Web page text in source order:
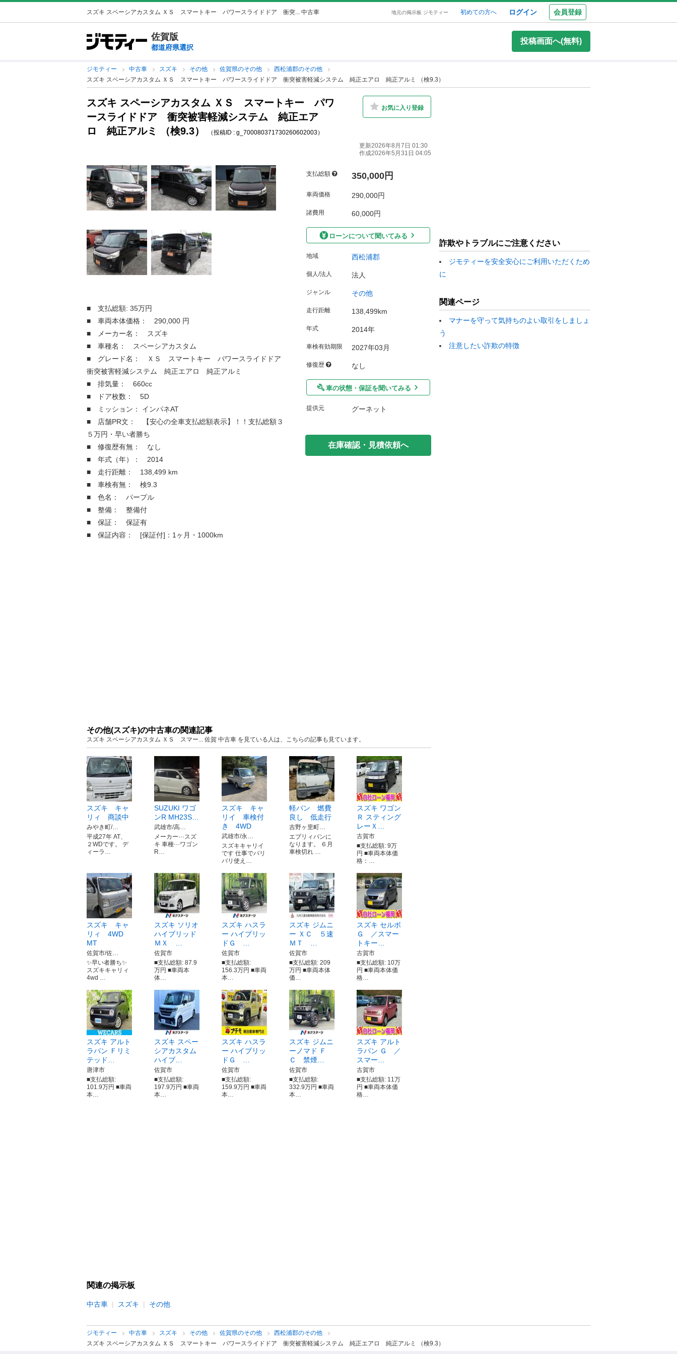
スズキ スペーシアカスタム ＸＳ スマートキー パワースライドドア 衝突... 中古車 地元の掲示板 ジモティー 初めての方へ ログイン 会員登録
佐賀版
都道府県選択
投稿画面へ(無料)
ジモティー 中古車 スズキ その他 佐賀県のその他
西松浦郡のその他
スズキ スペーシアカスタム ＸＳ スマートキー パワースライドドア 衝突被害軽減システム 純正エアロ 純正アルミ （検9.3）
スズキ スペーシアカスタム ＸＳ スマートキー パワ
ースライドドア 衝突被害軽減システム 純正エア
ロ 純正アルミ （検9.3）
（投稿ID : g_700080371730260602003）
お気に入り登録
更新2026年8月7日 01:30
作成2026年5月31日 04:05
■ 支払総額: 35万円
■ 車両本体価格： 290,000 円
■ メーカー名： スズキ
■ 車種名： スペーシアカスタム
■ グレード名： ＸＳ スマートキー パワースライドドア
衝突被害軽減システム 純正エアロ 純正アルミ
■ 排気量： 660cc
■ ドア枚数： 5D
■ ミッション： インパネAT
■ 店舗PR文： 【安心の全車支払総額表示】！！支払総額３
５万円・早い者勝ち
■ 修復歴有無： なし
■ 年式（年）： 2014
■ 走行距離： 138,499 km
■ 車検有無： 検9.3
■ 色名： パープル
■ 整備： 整備付
■ 保証： 保証有
■ 保証内容： [保証付]：1ヶ月・1000km
支払総額 350,000円
車両価格 290,000円
諸費用 60,000円
ローンについて聞いてみる
地域 西松浦郡
個人/法人 法人
ジャンル その他
走行距離 138,499km
年式 2014年
車検有効期限 2027年03月
修復歴 なし
車の状態・保証を聞いてみる
提供元 グーネット
在庫確認・見積依頼へ
その他(スズキ)の中古車の関連記事
スズキ スペーシアカスタム ＸＳ スマー... 佐賀 中古車 を見ている人は、こちらの記事も見ています。
スズキ キャ
リィ 商談中
みやき町/…
平成27年 AT、
２WDです。 デ
ィーラ…
SUZUKI ワゴ
ンR MH23S…
武雄市/高…
メーカー···スズ
キ 車種···ワゴン
R…
スズキ キャ
リイ 車検付
き 4WD
武雄市/永…
スズキキャリイ
です 仕事でバリ
バリ使え…
軽バン 燃費
良し 低走行
吉野ヶ里町…
エブリィバンに
なります。 ６月
車検切れ …
スズキ ワゴン
Ｒ スティング
レーＸ…
古賀市
■支払総額: 9万
円 ■車両本体価
格：…
スズキ キャ
リィ 4WD
MT
佐賀市/佐…
✨早い者勝ち✨
スズキキャリィ
4wd …
スズキ ソリオ
ハイブリッド
ＭＸ …
佐賀市
■支払総額: 87.9
万円 ■車両本
体…
スズキ ハスラ
ー ハイブリッ
ドＧ …
佐賀市
■支払総額:
156.3万円 ■車両
本…
スズキ ジムニ
ー ＸＣ ５速
ＭＴ …
佐賀市
■支払総額: 209
万円 ■車両本体
価…
スズキ セルボ
Ｇ ／スマー
トキー…
古賀市
■支払総額: 10万
円 ■車両本体価
格…
スズキ アルト
ラパン Ｆリミ
テッド…
唐津市
■支払総額:
101.9万円 ■車両
本…
スズキ スペー
シアカスタム
ハイブ…
佐賀市
■支払総額:
197.9万円 ■車両
本…
スズキ ハスラ
ー ハイブリッ
ドＧ …
佐賀市
■支払総額:
159.9万円 ■車両
本…
スズキ ジムニ
ーノマド Ｆ
Ｃ 禁煙…
佐賀市
■支払総額:
332.9万円 ■車両
本…
スズキ アルト
ラパン Ｇ ／
スマー…
古賀市
■支払総額: 11万
円 ■車両本体価
格…
関連の掲示板
中古車 スズキ その他
詐欺やトラブルにご注意ください
ジモティーを安全安心にご利用いただくため
に
関連ページ
マナーを守って気持ちのよい取引をしましょ
う
注意したい詐欺の特徴
ジモティー 中古車 スズキ その他 佐賀県のその他
西松浦郡のその他
スズキ スペーシアカスタム ＸＳ スマートキー パワースライドドア 衝突被害軽減システム 純正エアロ 純正アルミ （検9.3）